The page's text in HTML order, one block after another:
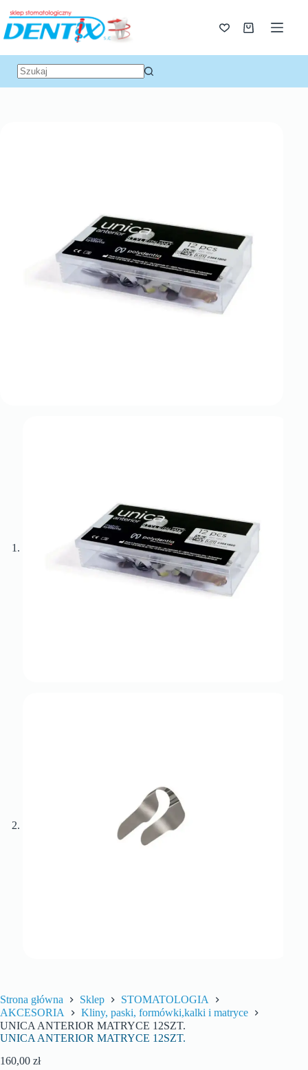
Strona główna Sklep
STOMATOLOGIA
AKCESORIA
Kliny, paski, formówki,kalki i matryce
UNICA ANTERIOR MATRYCE 12SZT.
UNICA ANTERIOR MATRYCE 12SZT.
160,00 zł